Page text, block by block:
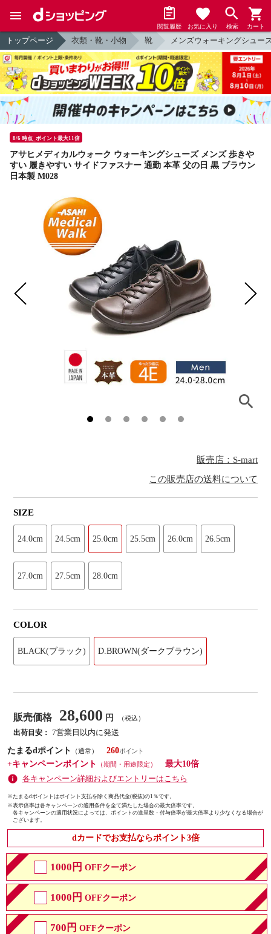
閲覧履歴 お気に入り 検索 カート
トップページ 衣類・靴・小物 靴 メンズウォーキングシュー
8/6 時点_ポイント最大11倍
アサヒメディカルウォーク ウォーキングシューズ メンズ 歩きや
すい 履きやすい サイドファスナー 通勤 本革 父の日 黒 ブラウン
日本製 M028
販売店：S-mart
この販売店の送料について
SIZE
24.0cm 24.5cm 25.0cm 25.5cm 26.0cm 26.5cm
27.0cm 27.5cm 28.0cm
COLOR
BLACK(ブラック) D.BROWN(ダークブラウン)
販売価格 28,600 円 （税込）
出荷目安： 7営業日以内に発送
たまるdポイント
（通常）
260
+キャンペーンポイント
（期間・用途限定）
最大10倍
各キャンペーン詳細およびエントリーはこちら
※たまるdポイントはポイント支払を除く商品代金(税抜)の1％です。
※表示倍率は各キャンペーンの適用条件を全て満たした場合の最大倍率です。
各キャンペーンの適用状況によっては、ポイントの進呈数・付与倍率が最大倍率より少なくなる場合が
ございます。
dカードでお支払ならポイント3倍
1000円 OFFクーポン
1000円 OFFクーポン
700円 OFFクーポン